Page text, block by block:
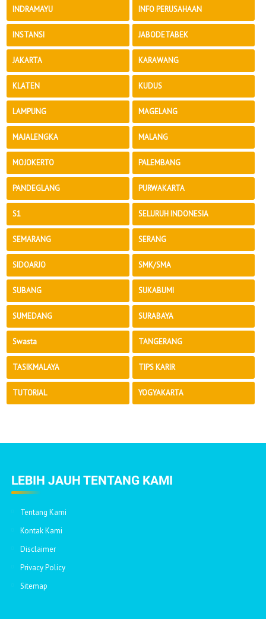
INDRAMAYU INFO PERUSAHAAN
INSTANSI JABODETABEK
JAKARTA KARAWANG
KLATEN KUDUS
LAMPUNG MAGELANG
MAJALENGKA MALANG
MOJOKERTO PALEMBANG
PANDEGLANG PURWAKARTA
S1 SELURUH INDONESIA
SEMARANG SERANG
SIDOARJO SMK/SMA
SUBANG SUKABUMI
SUMEDANG SURABAYA
Swasta TANGERANG
TASIKMALAYA TIPS KARIR
TUTORIAL YOGYAKARTA
LEBIH JAUH TENTANG KAMI
Tentang Kami
Kontak Kami
Disclaimer
Privacy Policy
Sitemap